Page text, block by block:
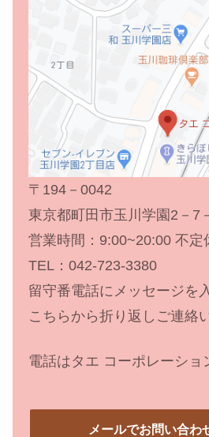
〒194－0042
東京都町田市玉川学園2－7
営業時間：9:00~20:00 不定
TEL：042-723-3380
留守番電話にメッセージを
こちらから折り返しご連絡
電話はタエ コーポレーショ
メールでお問い合わ